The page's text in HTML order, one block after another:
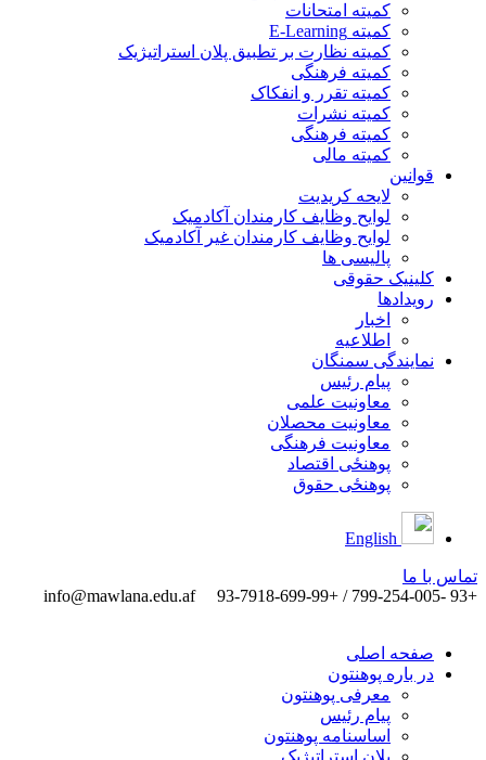
کمیته امتحانات
کمیته E-Learning
کمیته نظارت بر تطبیق پلان استراتیژیک
کمیته فرهنگی
کمیته تقرر و انفکاک
کمیته نشرات
کمیته فرهنگی
کمیته مالی
قوانین
لایحه کریدیت
لوایح وظایف کارمندان آکادمیک
لوایح وظایف کارمندان غیر آکادمیک
پالیسی ها
کلینیک حقوقی
رویدادها
اخبار
اطلاعیه
نمایندگی سمنگان
پیام رئیس
معاونیت علمی
معاونیت محصلان
معاونیت فرهنگی
پوهنځی اقتصاد
پوهنځی حقوق
تماس ‌با ‌ما
+93 -799-254-005 / +93-7918-699-99
info@mawlana.edu.af
صفحه اصلی
در باره پوهنتون
معرفی پوهنتون
پیام رئیس
اساسنامه پوهنتون
پلان استراتیژیک